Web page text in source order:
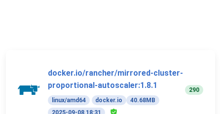
docker.io/rancher/mirrored-cluster-
proportional-autoscaler:1.8.1
linux/amd64 docker.io
40.68MB
2025-09-08 18:31
290